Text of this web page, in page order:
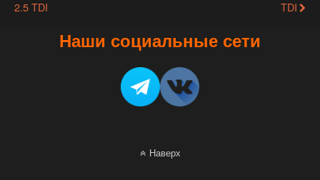
2.5 TDI
TDI
Наши социальные сети
Наверх